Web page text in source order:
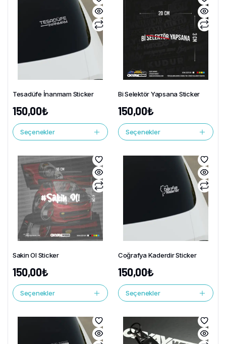
Tesadüfe İnanmam Sticker
150,00₺
Seçenekler
Bi Selektör Yapsana Sticker
150,00₺
Seçenekler
Sakin Ol Sticker
150,00₺
Seçenekler
Coğrafya Kaderdir Sticker
150,00₺
Seçenekler